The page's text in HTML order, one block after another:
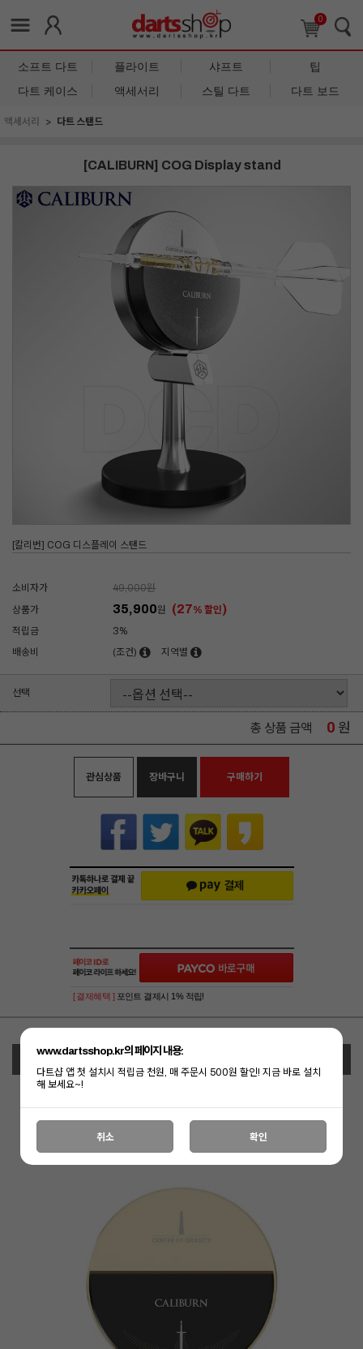
0
소프트 다트 플라이트 샤프트
팁
다트 케이스
액세서리 스틸 다트 다트 보드
액세서리 다트 스탠드
[CALIBURN] COG Display stand
[칼리번] COG 디스플레이 스탠드
소비자가 49,000원
상품가
35,900원 (27% 할인)
적립금
3%
배송비
(조건) 지역별
선택
총 상품 금액 0 원
관심상품 장바구니 구매하기
[ 결제혜택 ] 포인트 결제시 1% 적립!
상세정보 새창 열기
상세 정보를 확대해 보실 수 있습니다.
▼ GOLD
www.dartsshop.kr의 페이지 내용:
다트샵 앱 첫 설치시 적립금 천원, 매 주문시 500원 할인! 지금 바로 설치
해 보세요~!
취소 확인